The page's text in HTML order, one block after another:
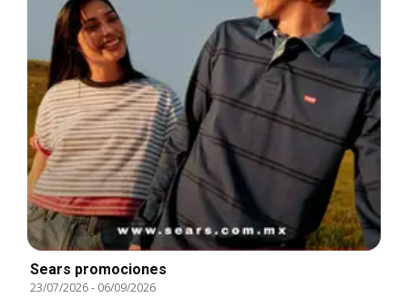
Sears promociones
23/07/2026- 06/09/2026